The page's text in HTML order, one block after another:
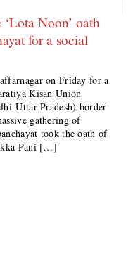
Noon’ oath
for a social
on Friday for a
Kisan Union
Uttar Pradesh) border
gathering of
took the oath of
Pani […]